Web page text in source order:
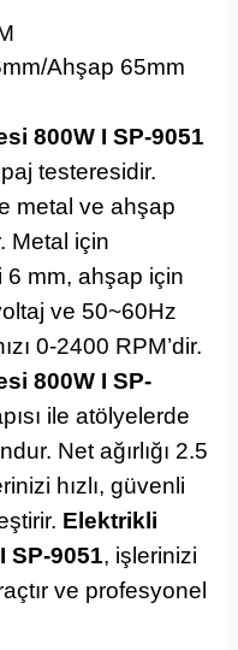
Ahşap 65mm
800W I SP-9051
testeresidir.
metal ve ahşap
Metal için
mm, ahşap için
ve 50~60Hz
0-2400 RPM’dir.
800W I SP-
ile atölyelerde
Net ağırlığı 2.5
hızlı, güvenli
Elektrikli
SP-9051, işlerinizi
ve profesyonel